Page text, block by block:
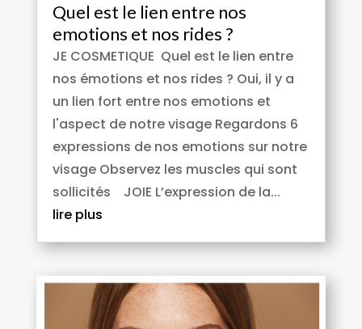
Quel est le lien entre nos
emotions et nos rides ?
JE COSMETIQUE Quel est le lien entre
nos émotions et nos rides ? Oui, il y a
un lien fort entre nos emotions et
l'aspect de notre visage Regardons 6
expressions de nos emotions sur notre
visage Observez les muscles qui sont
sollicités JOIE L’expression de la...
lire plus